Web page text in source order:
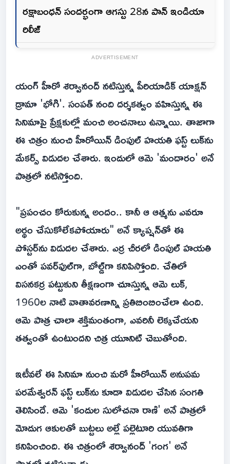
రక్షాబంధన్ సందర్భంగా ఆగస్టు 28న పాన్ ఇండియా
రిలీజ్
ADVERTISEMENT
యంగ్ హీరో శర్వానంద్ నటిస్తున్న పీరియాడిక్ యాక్షన్
డ్రామా 'భోగి'. సంపత్ నంది దర్శకత్వం వహిస్తున్న ఈ
సినిమాపై ప్రేక్షకుల్లో మంచి అంచనాలు ఉన్నాయి. తాజాగా
ఈ చిత్రం నుంచి హీరోయిన్ డింపుల్ హయతి ఫస్ట్ లుక్‌ను
మేకర్స్ విడుదల చేశారు. ఇందులో ఆమె 'మందారం' అనే
పాత్రలో నటిస్తోంది.
"ప్రపంచం కోరుకున్న అందం.. కానీ ఆ ఆత్మను ఎవరూ
అర్థం చేసుకోలేకపోయారు" అనే క్యాప్షన్‌తో ఈ
పోస్టర్‌ను విడుదల చేశారు. ఎర్ర చీరలో డింపుల్ హయతి
ఎంతో పవర్‌ఫుల్‌గా, బోల్డ్‌గా కనిపిస్తోంది. చేతిలో
విసనకర్ర పట్టుకుని తీక్షణంగా చూస్తున్న ఆమె లుక్,
1960ల నాటి వాతావరణాన్ని ప్రతిబింబించేలా ఉంది.
ఆమె పాత్ర చాలా శక్తిమంతంగా, ఎవరినీ లెక్కచేయని
తత్వంతో ఉంటుందని చిత్ర యూనిట్ చెబుతోంది.
ఇటీవలే ఈ సినిమా నుంచి మరో హీరోయిన్ అనుపమ
పరమేశ్వరన్ ఫస్ట్ లుక్‌ను కూడా విడుదల చేసిన సంగతి
తెలిసిందే. ఆమె 'కందుల సులోచనా రాణి' అనే పాత్రలో
మోదుగ ఆకులతో బుట్టలు అల్లే పల్లెటూరి యువతిగా
కనిపించింది. ఈ చిత్రంలో శర్వానంద్ 'గంగ' అనే